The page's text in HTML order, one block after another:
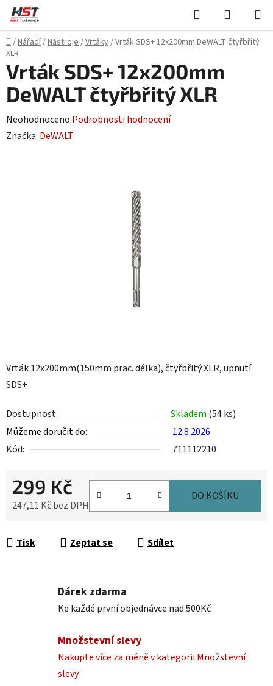
Přejít
obsah
Hledat
KOŠÍK
Domů
/Nářadí/Nástroje/Vrtáky/Vrták SDS+ 12x200mm DeWALT čtyřbřitý
XLR
Vrták 12x200mm(150mm prac. délka), čtyřbřitý XLR, upnutí
SDS+
Dostupnost Skladem (54 ks)
Můžeme doručit do:
12.8.2026
Kód:
711112210
299 Kč
247,11 Kč bez DPH
DO KOŠÍKU
Tisk Zeptat se Sdílet
Vrták SDS+ 12x200mm
DeWALT čtyřbřitý XLR
Průměrné
hodnocení
Neohodnoceno Podrobnosti hodnocení
Značka: DeWALT
Dárek zdarma
Ke každé první objednávce nad 500Kč
Množstevní slevy
Nakupte více za méně v kategorii Množstevní
slevy